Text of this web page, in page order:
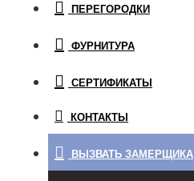
ПЕРЕГОРОДКИ
ФУРНИТУРА
СЕРТИФИКАТЫ
КОНТАКТЫ
ВЫЗВАТЬ ЗАМЕРЩИКА